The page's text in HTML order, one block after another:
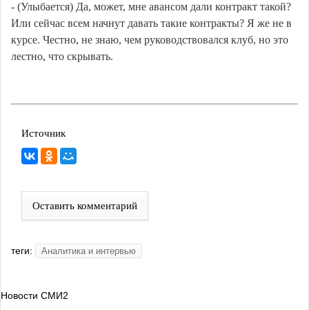
- (Улыбается) Да, может, мне авансом дали контракт такой?
Или сейчас всем начнут давать такие контракты? Я же не в
курсе. Честно, не знаю, чем руководствовался клуб, но это
лестно, что скрывать.
Источник
Оставить комментарий
теги: Аналитика и интервью
Новости СМИ2